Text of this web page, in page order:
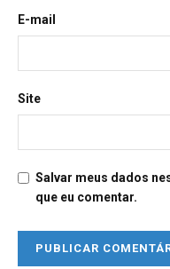
E-mail
Site
Salvar meus dados
que eu comentar.